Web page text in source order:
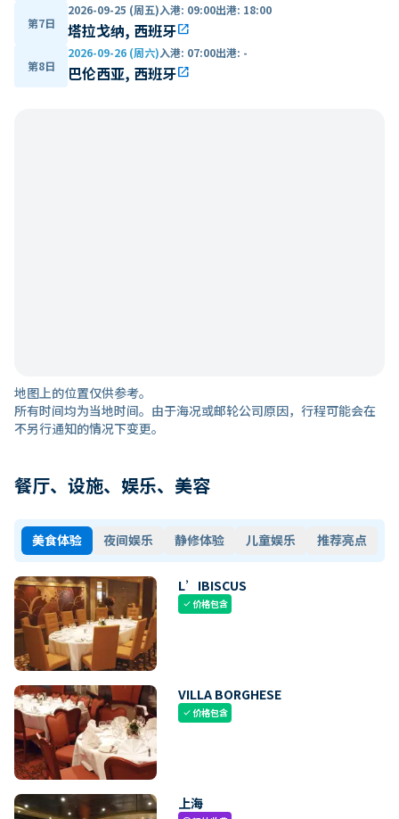
第7日
2026-09-25 (周五)入港: 09:00出港: 18:00
塔拉戈纳, 西班牙open_in_new
第8日
2026-09-26 (周六)入港: 07:00出港: -
巴伦西亚, 西班牙open_in_new
地图上的位置仅供参考。
所有时间均为当地时间。由于海况或邮轮公司原因，行程可能会在
不另行通知的情况下变更。
餐厅、设施、娱乐、美容
美食体验 夜间娱乐 静修体验 儿童娱乐 推荐亮点
L’IBISCUS
check价格包含
VILLA BORGHESE
check价格包含
上海